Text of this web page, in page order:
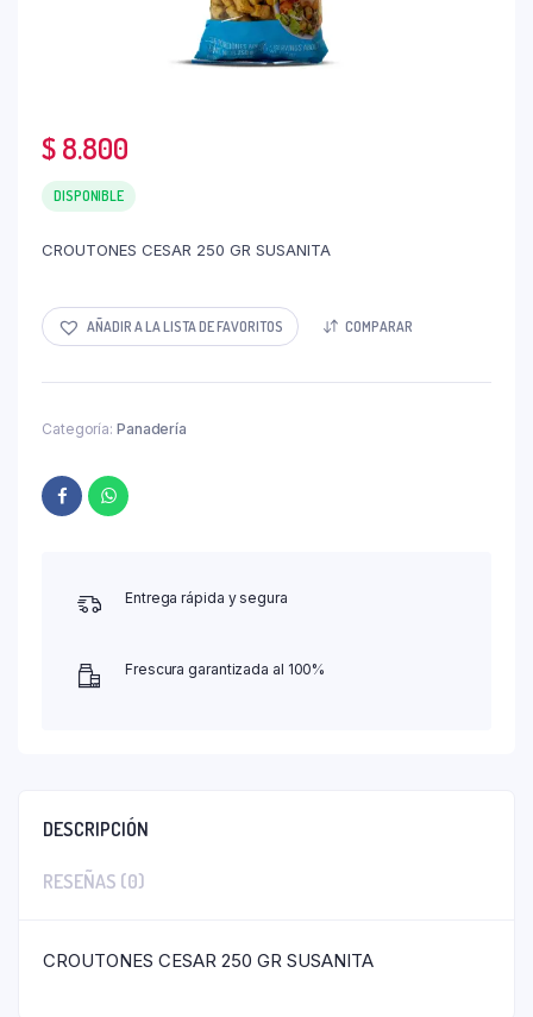
$8.800
DISPONIBLE
CROUTONES CESAR 250 GR SUSANITA
AÑADIR A LA LISTA DE FAVORITOS COMPARAR
Categoría: Panadería
Entrega rápida y segura
Frescura garantizada al 100%
DESCRIPCIÓN
RESEÑAS (0)
CROUTONES CESAR 250 GR SUSANITA